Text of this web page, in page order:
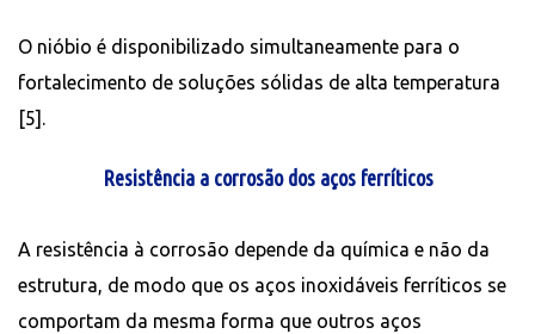
O nióbio é disponibilizado simultaneamente para o
fortalecimento de soluções sólidas de alta temperatura
[5].
Resistência a corrosão dos aços ferríticos
A resistência à corrosão depende da química e não da
estrutura, de modo que os aços inoxidáveis ​​ferríticos se
comportam da mesma forma que outros aços